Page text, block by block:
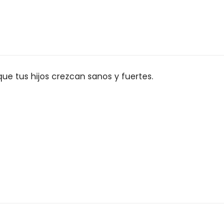
tus hijos crezcan sanos y fuertes.